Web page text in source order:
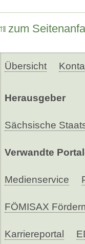
zum
Übersicht
Herausgeber
Sächsische
Verwandte
Medienservice
FÖMISAX
Karriereportal